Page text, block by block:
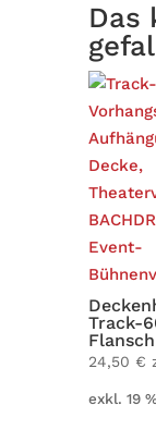
Das
Track-
Flansch
24,50 €
exkl. 19